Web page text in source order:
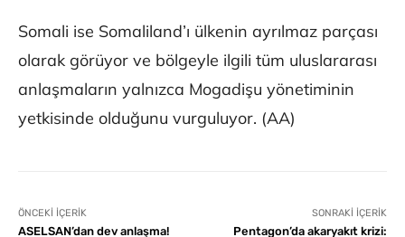
Somali ise Somaliland’ı ülkenin ayrılmaz parçası
olarak görüyor ve bölgeyle ilgili tüm uluslararası
anlaşmaların yalnızca Mogadişu yönetiminin
yetkisinde olduğunu vurguluyor. (AA)
ÖNCEKI İÇERIK
ASELSAN’dan dev anlaşma!
SONRAKI İÇERIK
Pentagon’da akaryakıt krizi: